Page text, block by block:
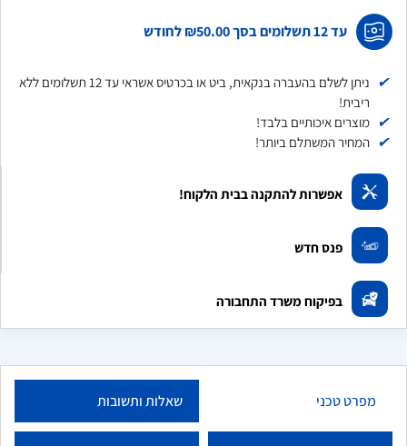
עד 12 תשלומים בסך ₪50.00לחודש
✔
ניתן לשלם בהעברה בנקאית, ביט או בכרטיס אשראי עד 12 תשלומים ללא
ריבית!
✔ מוצרים איכותיים בלבד!
✔ המחיר המשתלם ביותר!
אפשרות להתקנה בבית הלקוח!
פנס חדש
בפיקוח משרד התחבורה
מפרט טכני שאלות ותשובות